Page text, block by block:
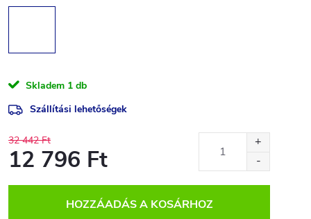
Skladem 1 db
Szállítási lehetőségek
32 442 Ft
12 796 Ft
HOZZÁADÁS A KOSÁRHOZ